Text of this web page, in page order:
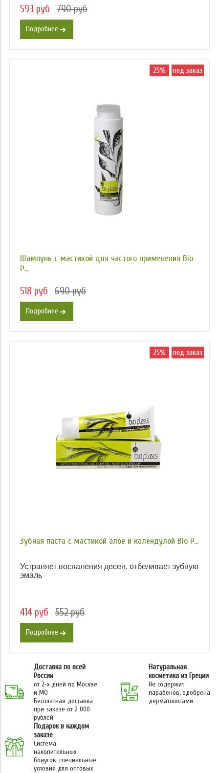
593 руб 790 руб
Подробнее
25% под заказ
Шампунь с мастикой для частого применения Bio
P...
518 руб 690 руб
Подробнее
25% под заказ
Зубная паста с мастикой алое и календулой Bio P...
Устраняет воспаления десен, отбеливает зубную
эмаль
414 руб 552 руб
Подробнее
Доставка по всей
России
от 2-х дней по Москве
и МО
Бесплатная доставка
при заказе от 2 000
рублей
Натуральная
косметика из Греции
Не содержит
парабенов, одобрена
дерматологами
Подарок в каждом
заказе
Система
накопительных
бонусов, специальные
условия для оптовых